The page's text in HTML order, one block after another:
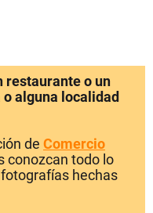
restaurante o un
alguna localidad
de Comercio
conozcan todo lo
hechas